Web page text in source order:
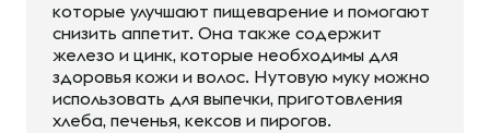
которые улучшают пищеварение и помогают
снизить аппетит. Она также содержит
железо и цинк, которые необходимы для
здоровья кожи и волос. Нутовую муку можно
использовать для выпечки, приготовления
хлеба, печенья, кексов и пирогов.